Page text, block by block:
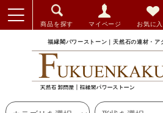
商品を探す マイページ お気に入
福縁閣パワーストーン｜天然石の連材・ア